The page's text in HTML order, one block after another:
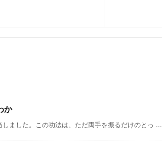
か
しました。この功法は、ただ両手を振るだけのとっ ...